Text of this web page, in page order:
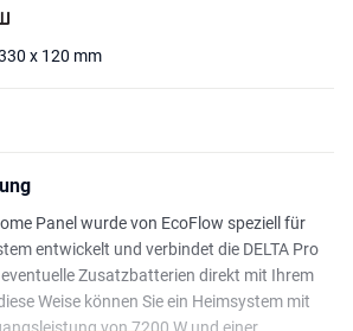
x 120 mm
Panel wurde von EcoFlow speziell für
entwickelt und verbindet die DELTA Pro
Zusatzbatterien direkt mit Ihrem
Weise können Sie ein Heimsystem mit